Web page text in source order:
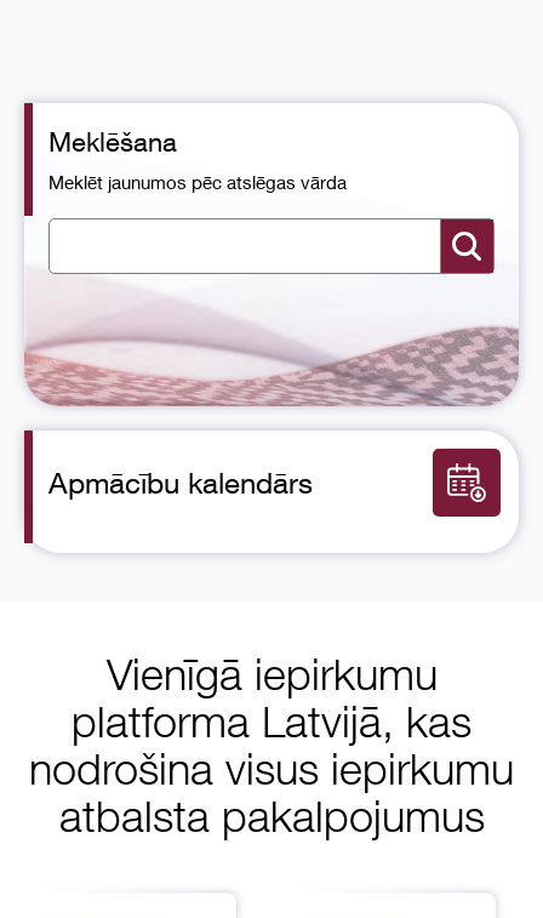
Meklēšana
Meklēt jaunumos pēc atslēgas vārda
Apmācību kalendārs
Vienīgā iepirkumu
platforma Latvijā, kas
nodrošina visus iepirkumu
atbalsta pakalpojumus